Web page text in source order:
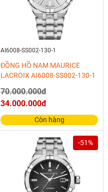
AI6008-SS002-130-1
ĐỒNG HỒ NAM MAURICE
LACROIX AI6008-SS002-130-1
70.000.000đ
34.000.000đ
Còn hàng
-51%